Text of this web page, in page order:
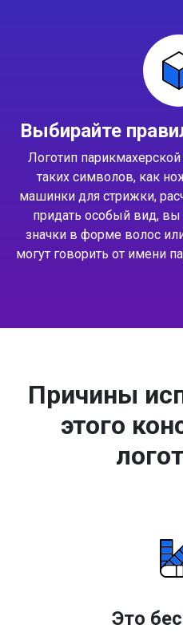
Выбирайте
Логотип
таких символов, как
машинки для стрижки,
придать особый вид,
значки в форме волос
могут говорить от имени
Причины
этого
Это